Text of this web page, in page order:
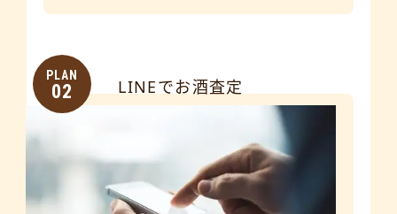
PLAN
02 LINEでお酒査定